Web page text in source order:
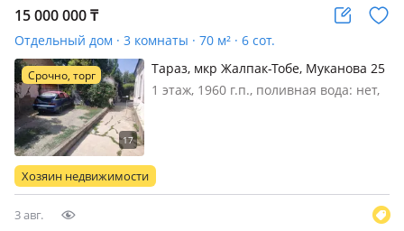
15 000 000₸
Отдельный дом · 3 комнаты · 70 м² · 6 сот.
Срочно, торг
Тараз, мкр Жалпак-Тобе, Муканова 25
— Муканова
1 этаж, 1960 г.п., поливная вода: нет,
районе улица асфальтированная хоз
постройки под снос двор на две
Хозяин недвижимости
3 авг.